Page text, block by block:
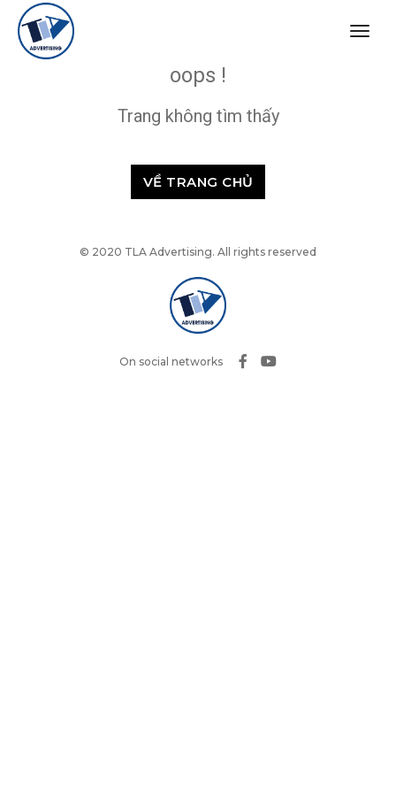
oops !
Trang không tìm thấy
VỀ TRANG CHỦ
© 2020 TLA Advertising. All rights reserved
On social networks